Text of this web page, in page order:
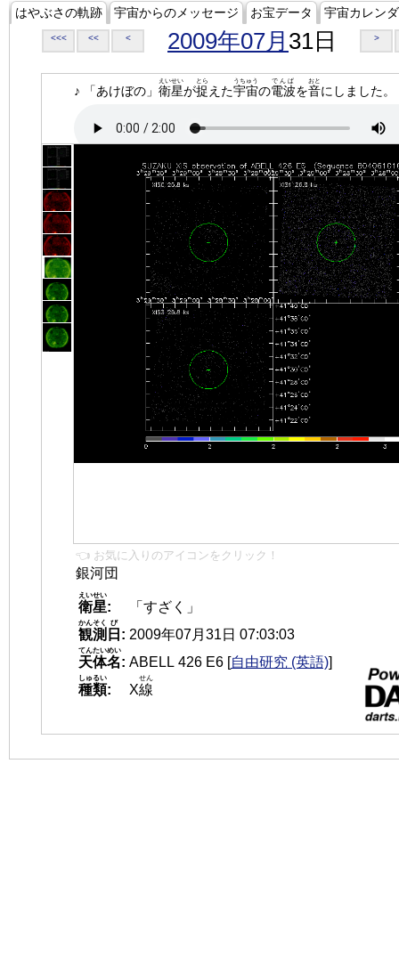
はやぶさの軌跡 宇宙からのメッセージ お宝データ 宇宙カレン
<<< << < 2009年07月 31日 >
♪ 「あけぼの」 衛星
えいせい
が捉
とら
えた宇宙
うちゅう
の電波
でんぱ
を音
おと
にしました。
👈 お気に入りのアイコンをクリック！
銀河団
衛星
えいせい
:
「すざく」
観測
かんそく
日
び
: 2009年07月31日 07:03:03
天体名
てんたいめい
: ABELL 426 E6 [自由研究 (英語)]
種類
しゅるい
: X線
せん